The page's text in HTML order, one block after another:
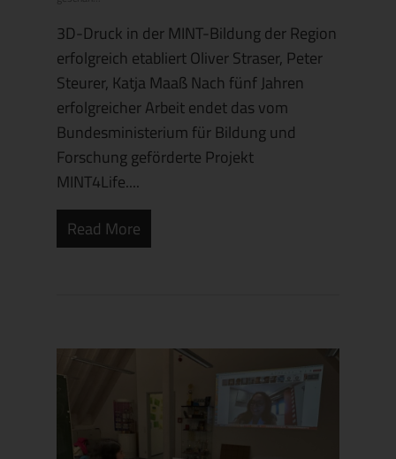
3D-Druck in der MINT-Bildung der Region
erfolgreich etabliert Oliver Straser, Peter
Steurer, Katja Maaß Nach fünf Jahren
erfolgreicher Arbeit endet das vom
Bundesministerium für Bildung und
Forschung geförderte Projekt
MINT4Life....
Read More